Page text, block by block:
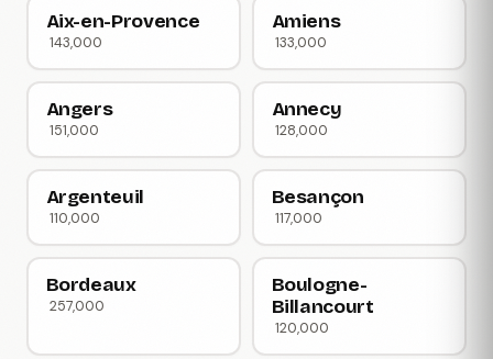
Aix-en-Provence
143,000
Amiens
133,000
Angers
151,000
Annecy
128,000
Argenteuil
110,000
Besançon
117,000
Bordeaux
257,000
Boulogne-
Billancourt
120,000